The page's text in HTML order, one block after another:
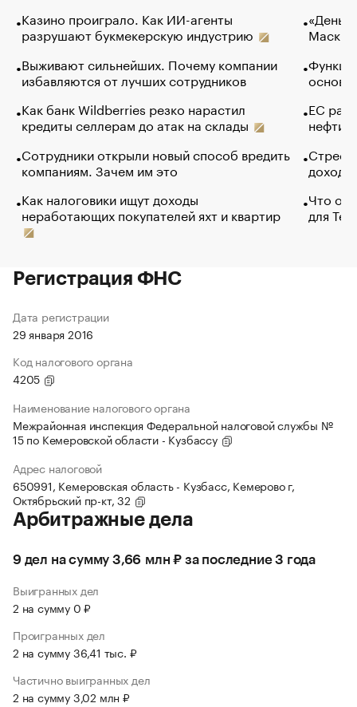
Казино проиграло. Как ИИ-агенты
разрушают букмекерскую индустрию
Выживают сильнейших. Почему компании
избавляются от лучших сотрудников
Как банк Wildberries резко нарастил
кредиты селлерам до атак на склады
Сотрудники открыли новый способ вредить
компаниям. Зачем им это
Как налоговики ищут доходы
неработающих покупателей яхт и квартир
Маск в
основ
ЕС
нефти
Что
для
Регистрация ФНС
Дата регистрации
29 января 2016
Код налогового органа
4205
Наименование налогового органа
Межрайонная инспекция Федеральной налоговой службы №
15 по Кемеровской области - Кузбассу
Адрес налоговой
650991, Кемеровская область - Кузбасс, Кемерово г,
Октябрьский пр-кт, 32
Арбитражные дела
9 дел на сумму 3,66 млн ₽ за последние 3 года
Выигранных дел
2 на сумму 0 ₽
Проигранных дел
2 на сумму 36,41 тыс. ₽
Частично выигранных дел
2 на сумму 3,02 млн ₽